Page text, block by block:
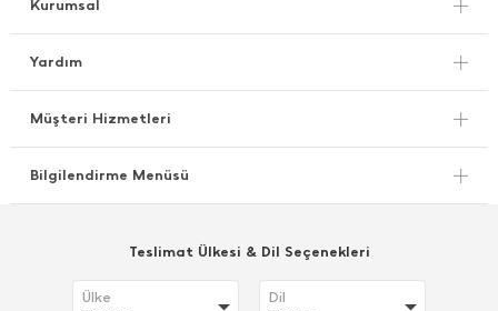
Kurumsal
Yardım
Müşteri Hizmetleri
Bilgilendirme Menüsü
Teslimat Ülkesi & Dil Seçenekleri
Ülke Dil